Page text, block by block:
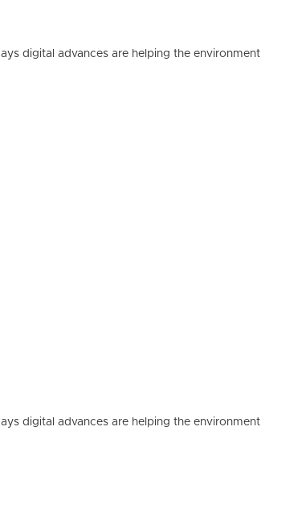
digital advances are helping the environment
digital advances are helping the environment